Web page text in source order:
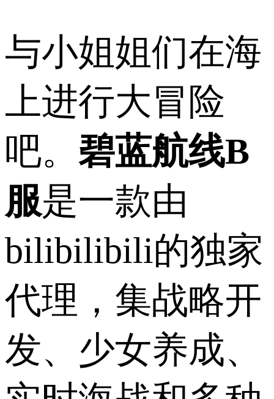
与小姐姐们在海
上进行大冒险
吧。 碧蓝航线B
服是一款由
bilibilibili的独家
代理，集战略开
发、少女养成、